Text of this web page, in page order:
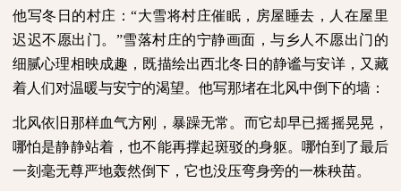
他写冬日的村庄：“大雪将村庄催眠，房屋睡去，人在屋里
迟迟不愿出门。”雪落村庄的宁静画面，与乡人不愿出门的
细腻心理相映成趣，既描绘出西北冬日的静谧与安详，又藏
着人们对温暖与安宁的渴望。他写那堵在北风中倒下的墙：
北风依旧那样血气方刚，暴躁无常。而它却早已摇摇晃晃，
哪怕是静静站着，也不能再撑起斑驳的身躯。哪怕到了最后
一刻毫无尊严地轰然倒下，它也没压弯身旁的一株秧苗。